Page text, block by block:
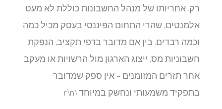
רק. אחריותו של מנהל החשבונות כוללת לא מעט
אלמנטים, שהרי התחום הפיננסי בעסק מכיל כמה
וכמה רבדים. בין אם מדובר בדפי תקציב, הנפקת
חשבוניות מס, ייצוג הארגון מול הרשויות או מעקב
אחר תזרים המזומנים – אין ספק שמדובר
בתפקיד משמעותי ונחשק במיוחד.\r\n